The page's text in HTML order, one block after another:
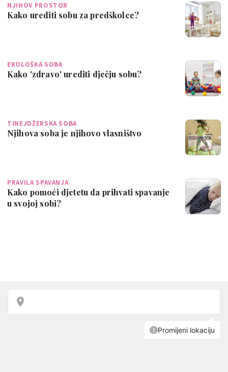
NJIHOV PROSTOR
Kako urediti sobu za predškolce?
EKOLOŠKA SOBA
Kako 'zdravo' urediti dječju sobu?
TINEJDŽERSKA SOBA
Njihova soba je njihovo vlasništvo
PRAVILA SPAVANJA
Kako pomoći djetetu da prihvati spavanje
u svojoj sobi?